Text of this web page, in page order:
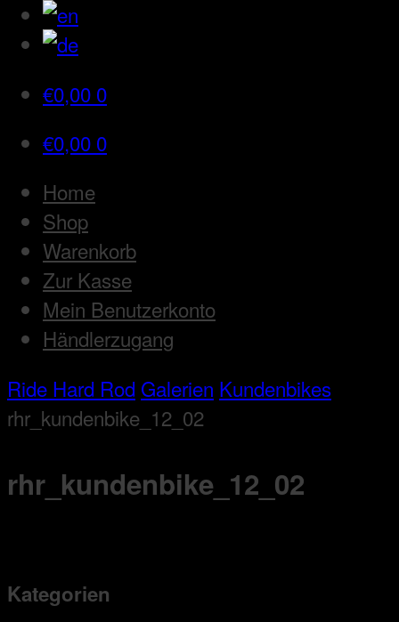
€0,00 0
€0,00 0
Home
Shop
Warenkorb
Zur Kasse
Mein Benutzerkonto
Händlerzugang
Ride Hard Rod Galerien Kundenbikes
rhr_kundenbike_12_02
rhr_kundenbike_12_02
Kategorien